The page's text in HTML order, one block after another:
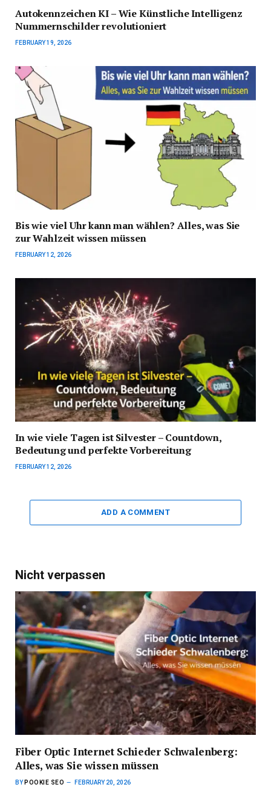
Autokennzeichen KI – Wie Künstliche Intelligenz
Nummernschilder revolutioniert
FEBRUARY 19, 2026
Bis wie viel Uhr kann man wählen? Alles, was Sie
zur Wahlzeit wissen müssen
FEBRUARY 12, 2026
In wie viele Tagen ist Silvester – Countdown,
Bedeutung und perfekte Vorbereitung
FEBRUARY 12, 2026
ADD A COMMENT
Nicht verpassen
Fiber Optic Internet Schieder Schwalenberg:
Alles, was Sie wissen müssen
BY POOKIE SEO FEBRUARY 20, 2026